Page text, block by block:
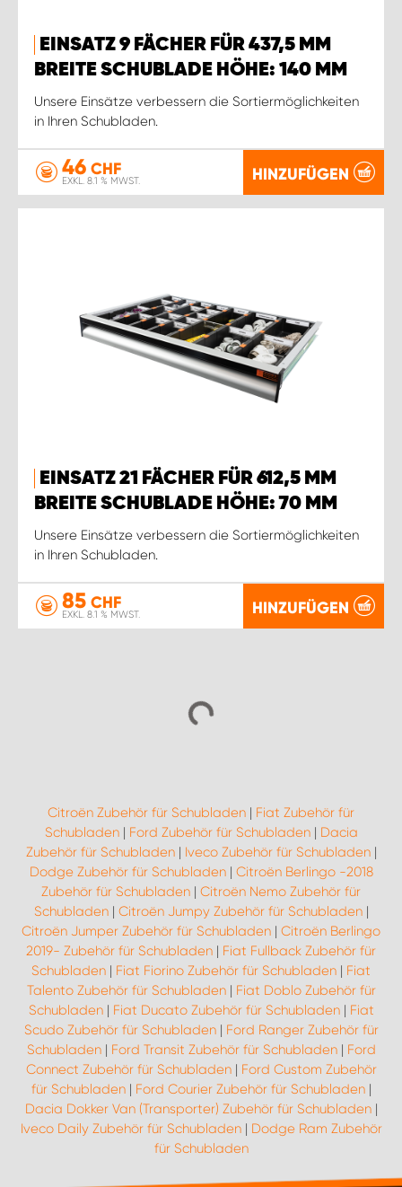
EINSATZ 9 FÄCHER FÜR 437,5 MM
BREITE SCHUBLADE HÖHE: 140 MM
Unsere Einsätze verbessern die Sortiermöglichkeiten
in Ihren Schubladen.
46 CHF
EXKL. 8.1 % MWST. HINZUFÜGEN
EINSATZ 21 FÄCHER FÜR 612,5 MM
BREITE SCHUBLADE HÖHE: 70 MM
Unsere Einsätze verbessern die Sortiermöglichkeiten
in Ihren Schubladen.
85 CHF
EXKL. 8.1 % MWST. HINZUFÜGEN
Citroën Zubehör für Schubladen | Fiat Zubehör für
Schubladen| Ford Zubehör für Schubladen| Dacia
Zubehör für Schubladen| Iveco Zubehör für Schubladen|
Dodge Zubehör für Schubladen| Citroën Berlingo -2018
Zubehör für Schubladen | Citroën Nemo Zubehör für
Schubladen| Citroën Jumpy Zubehör für Schubladen|
Citroën Jumper Zubehör für Schubladen | Citroën Berlingo
2019- Zubehör für Schubladen | Fiat Fullback Zubehör für
Schubladen | Fiat Fiorino Zubehör für Schubladen | Fiat
Talento Zubehör für Schubladen| Fiat Doblo Zubehör für
Schubladen| Fiat Ducato Zubehör für Schubladen| Fiat
Scudo Zubehör für Schubladen| Ford Ranger Zubehör für
Schubladen| Ford Transit Zubehör für Schubladen| Ford
Connect Zubehör für Schubladen| Ford Custom Zubehör
für Schubladen| Ford Courier Zubehör für Schubladen|
Dacia Dokker Van (Transporter) Zubehör für Schubladen|
Iveco Daily Zubehör für Schubladen| Dodge Ram Zubehör
für Schubladen